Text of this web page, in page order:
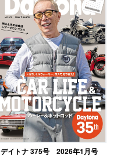
デイトナ 375号 2026年1月号